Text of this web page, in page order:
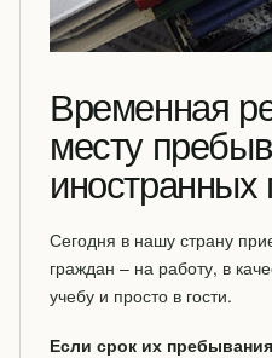
Временная
месту
иностранных
Сегодня в нашу страну
граждан – на работу, в
учебу и просто в гости.
Если срок их